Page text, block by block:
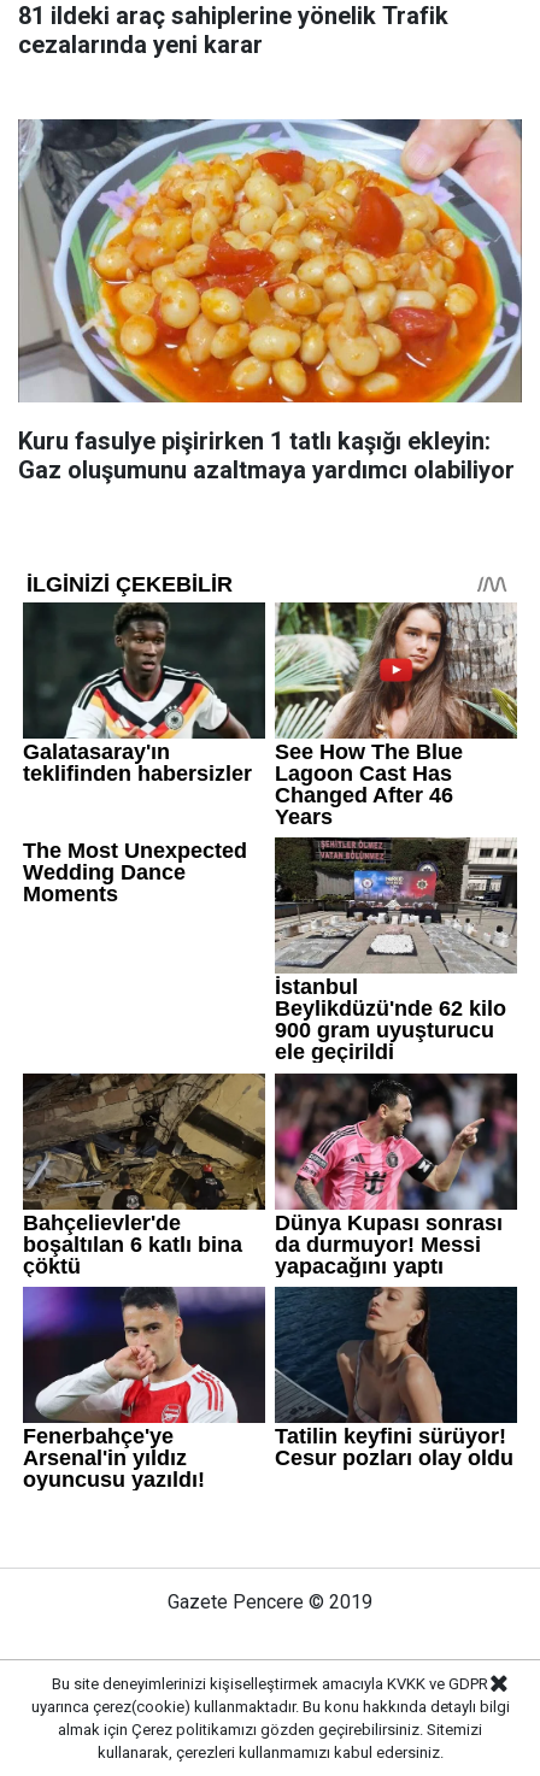
81 ildeki araç sahiplerine yönelik Trafik
cezalarında yeni karar
Kuru fasulye pişirirken 1 tatlı kaşığı ekleyin:
Gaz oluşumunu azaltmaya yardımcı olabiliyor
Gazete Pencere © 2019
Sitene Ekle
Bu site deneyimlerinizi kişiselleştirmek amacıyla KVKK ve GDPR
uyarınca çerez(cookie) kullanmaktadır. Bu konu hakkında detaylı bilgi
almak için Çerez politikamızı gözden geçirebilirsiniz. Sitemizi
kullanarak, çerezleri kullanmamızı kabul edersiniz.